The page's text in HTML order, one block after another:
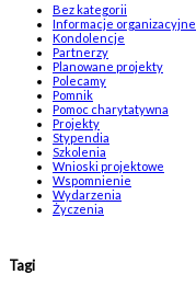
Bez kategorii
Informacje organizacyjne
Kondolencje
Partnerzy
Planowane projekty
Polecamy
Pomnik
Pomoc charytatywna
Projekty
Stypendia
Szkolenia
Wnioski projektowe
Wspomnienie
Wydarzenia
Życzenia
Tagi